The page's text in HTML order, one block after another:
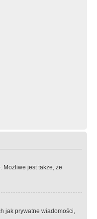
Możliwe jest także, że
jak prywatne wiadomości,